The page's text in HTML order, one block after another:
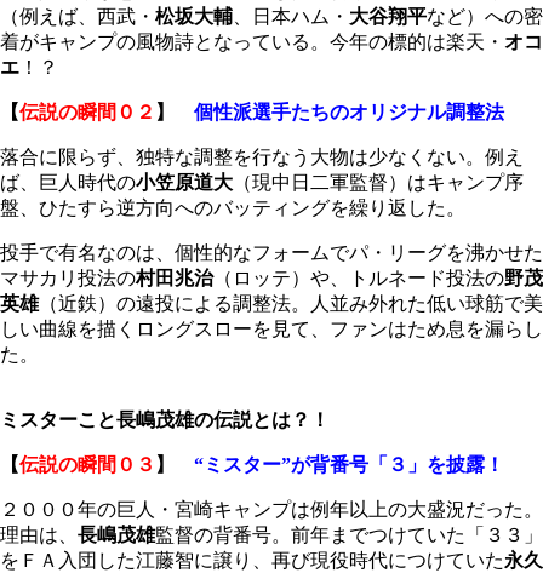
（例えば、西武・ 松坂大輔 、日本ハム・ 大谷翔平など）への密
着がキャンプの風物詩となっている。今年の標的は楽天・ オコ
エ ！？
【伝説の瞬間０２ 】 個性派選手たちのオリジナル調整法
落合に限らず、独特な調整を行なう大物は少なくない。例え
ば、巨人時代の小笠原道大 （現中日二軍監督）はキャンプ序
盤、ひたすら逆方向へのバッティングを繰り返した。
投手で有名なのは、個性的なフォームでパ・リーグを沸かせた
マサカリ投法の村田兆治（ロッテ）や、トルネード投法の野茂
英雄（近鉄）の遠投による調整法。人並み外れた低い球筋で美
しい曲線を描くロングスローを見て、ファンはため息を漏らし
た。
ミスターこと長嶋茂雄の伝説とは？！
【伝説の瞬間０３ 】 “ミスター”が背番号「３」を披露！
２０００年の巨人・宮崎キャンプは例年以上の大盛況だった。
理由は、 長嶋茂雄監督の背番号。前年までつけていた「３３」
をＦＡ入団した江藤智に譲り、再び現役時代につけていた永久